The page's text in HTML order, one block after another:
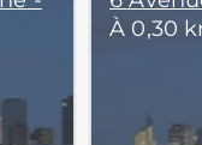
À 0,30